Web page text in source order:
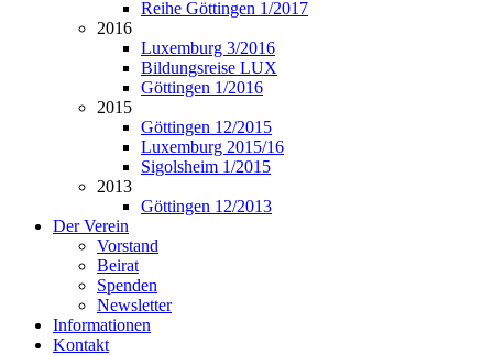
Reihe Göttingen 1/2017
2016
Luxemburg 3/2016
Bildungsreise LUX
Göttingen 1/2016
2015
Göttingen 12/2015
Luxemburg 2015/16
Sigolsheim 1/2015
2013
Göttingen 12/2013
Der Verein
Vorstand
Beirat
Spenden
Newsletter
Informationen
Kontakt